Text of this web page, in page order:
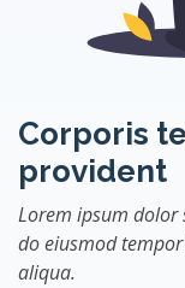
Corporis
provident
Lorem ipsum dolor
do eiusmod
aliqua.